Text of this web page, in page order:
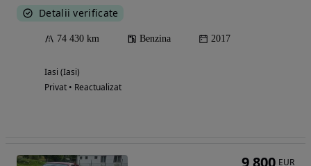
Detalii verificate
74 430 km Benzina 2017
Iasi (Iasi)
Privat • Reactualizat
EUR